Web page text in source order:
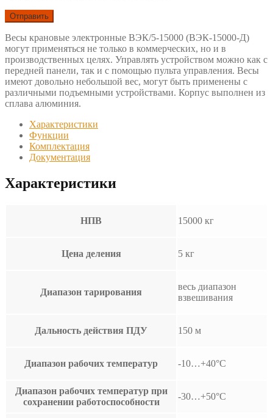
Весы крановые электронные ВЭК/5-15000 (ВЭК-15000-Д)
могут применяться не только в коммерческих, но и в
производственных целях. Управлять устройством можно как с
передней панели, так и с помощью пульта управления. Весы
имеют довольно небольшой вес, могут быть применены с
различными подъемными устройствами. Корпус выполнен из
сплава алюминия.
Характеристики
Функции
Комплектация
Документация
Характеристики
НПВ 15000 кг
Цена деления 5 кг
Диапазон тарирования
весь диапазон
взвешивания
Дальность действия ПДУ 150 м
Диапазон рабочих температур -10…+40°С
Диапазон рабочих температур при
сохранении работоспособности
-30…+50°С